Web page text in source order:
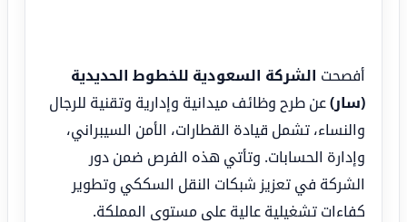
أفصحت الشركة السعودية للخطوط الحديدية
(سار)عن طرح وظائف ميدانية وإدارية وتقنية للرجال
والنساء، تشمل قيادة القطارات، الأمن السيبراني،
وإدارة الحسابات. وتأتي هذه الفرص ضمن دور
الشركة في تعزيز شبكات النقل السككي وتطوير
كفاءات تشغيلية عالية على مستوى المملكة.